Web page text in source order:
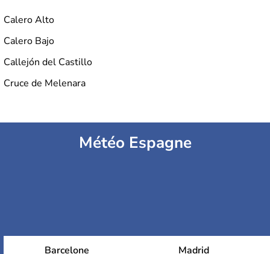
Calero Alto
Calero Bajo
Callejón del Castillo
Cruce de Melenara
Météo Espagne
Barcelone Madrid